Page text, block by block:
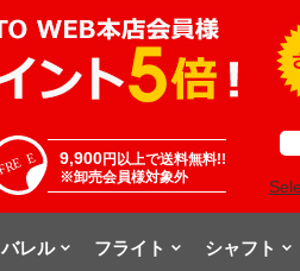
9,900円以上で送料無料!!
※卸売会員様対象外
バレル フライト シャフト